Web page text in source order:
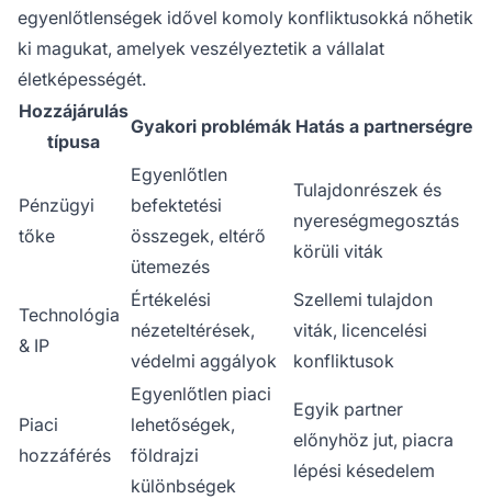
egyenlőtlenségek idővel komoly konfliktusokká nőhetik
ki magukat, amelyek veszélyeztetik a vállalat
életképességét.
Hozzájárulás
típusa
Gyakori problémák Hatás a partnerségre
Pénzügyi
tőke
Egyenlőtlen
befektetési
összegek, eltérő
ütemezés
Tulajdonrészek és
nyereségmegosztás
körüli viták
Technológia
& IP
Értékelési
nézeteltérések,
védelmi aggályok
Szellemi tulajdon
viták, licencelési
konfliktusok
Piaci
hozzáférés
Egyenlőtlen piaci
lehetőségek,
földrajzi
különbségek
Egyik partner
előnyhöz jut, piacra
lépési késedelem